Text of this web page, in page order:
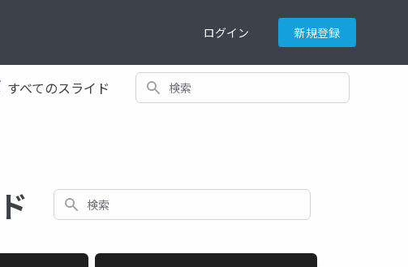
ログイン 新規登録
すべてのスライド 検索
検索